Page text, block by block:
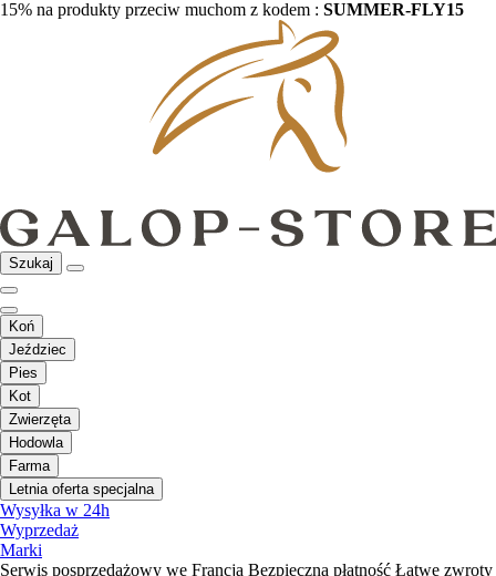
15% na produkty przeciw muchom z kodem : SUMMER-FLY15
Szukaj
Koń
Jeździec
Pies
Kot
Zwierzęta
Hodowla
Farma
Letnia oferta specjalna
Wysyłka w 24h
Wyprzedaż
Marki
Serwis posprzedażowy we Francja Bezpieczna płatność Łatwe zwroty